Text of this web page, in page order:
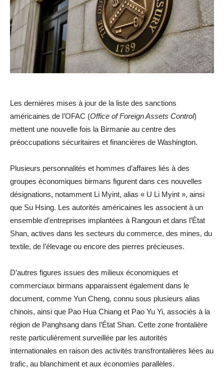
Les dernières mises à jour de la liste des sanctions
américaines de l’OFAC (Office of Foreign Assets Control)
mettent une nouvelle fois la Birmanie au centre des
préoccupations sécuritaires et financières de Washington.
Plusieurs personnalités et hommes d’affaires liés à des
groupes économiques birmans figurent dans ces nouvelles
désignations, notamment Li Myint, alias « U Li Myint », ainsi
que Su Hsing. Les autorités américaines les associent à un
ensemble d’entreprises implantées à Rangoun et dans l’État
Shan, actives dans les secteurs du commerce, des mines, du
textile, de l’élevage ou encore des pierres précieuses.
D’autres figures issues des milieux économiques et
commerciaux birmans apparaissent également dans le
document, comme Yun Cheng, connu sous plusieurs alias
chinois, ainsi que Pao Hua Chiang et Pao Yu Yi, associés à la
région de Panghsang dans l’État Shan. Cette zone frontalière
reste particulièrement surveillée par les autorités
internationales en raison des activités transfrontalières liées au
trafic, au blanchiment et aux économies parallèles.